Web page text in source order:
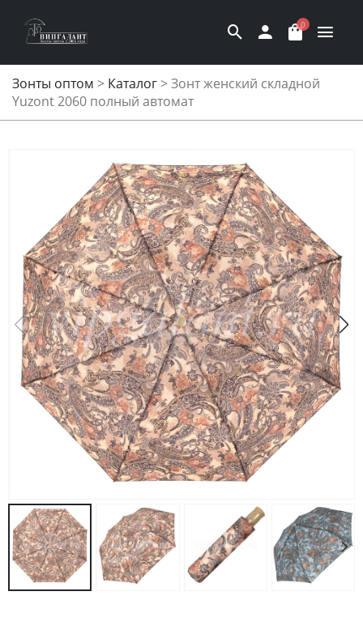
0
Зонты оптом > Каталог>Зонт женский складной
Yuzont 2060 полный автомат